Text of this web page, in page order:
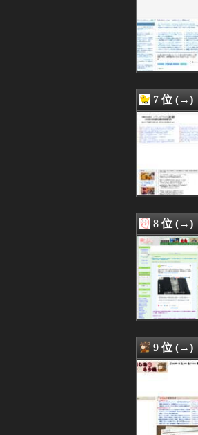
08/08 12:00
08/08 12:00
08/08 12:00
08/08 12:00
08/08 11:59
08/08 11:56
08/08 11:56
08/08 11:55
08/08 11:55
08/08 11:50
08/08 11:50
08/08 11:49
08/08 11:48
08/08 11:47
08/08 11:46
08/08 11:45
08/08 11:45
08/08 11:45
08/08 11:43
08/08 11:40
08/08 11:40
08/08 11:40
08/08 11:40
08/08 11:40
08/08 11:39
08/08 11:37
08/08 11:36
08/08 11:35
7 位 (→)
8 位 (→)
9 位 (→)